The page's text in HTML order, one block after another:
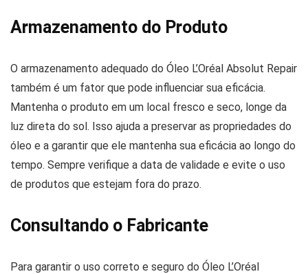
Armazenamento do Produto
O armazenamento adequado do Óleo L’Oréal Absolut Repair
também é um fator que pode influenciar sua eficácia.
Mantenha o produto em um local fresco e seco, longe da
luz direta do sol. Isso ajuda a preservar as propriedades do
óleo e a garantir que ele mantenha sua eficácia ao longo do
tempo. Sempre verifique a data de validade e evite o uso
de produtos que estejam fora do prazo.
Consultando o Fabricante
Para garantir o uso correto e seguro do Óleo L’Oréal